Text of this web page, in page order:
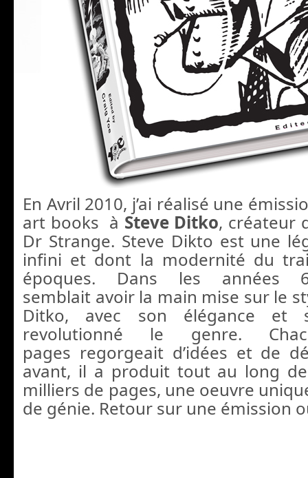
En Avril 2010, j’ai réalisé une
art books à Steve Ditko, créateur
Dr Strange. Steve Dikto est une
infini et dont la modernité du
époques. Dans les années
semblait avoir la main mise sur le
Ditko, avec son élégance et
revolutionné le genre.
pages regorgeait d’idées et de
avant, il a produit tout au long
milliers de pages, une oeuvre
de génie. Retour sur une émission